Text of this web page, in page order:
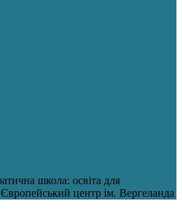
школа: освіта для
Європейський центр ім. Вергеланда